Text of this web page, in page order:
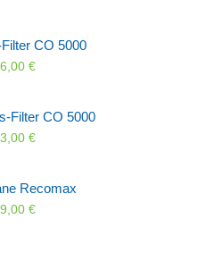
CO 5000
€
Filter CO 5000
€
Recomax
€